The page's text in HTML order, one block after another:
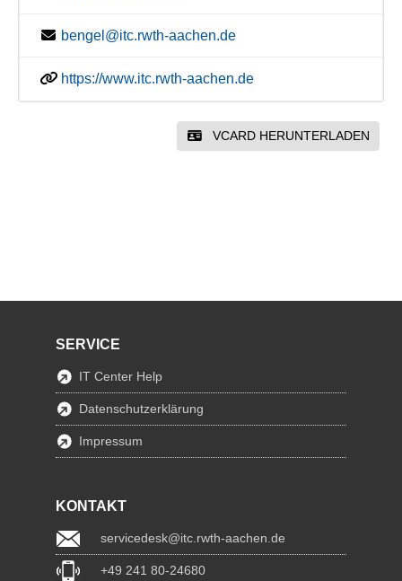
bengel@itc.rwth-aachen.de
https://www.itc.rwth-aachen.de
VCARD HERUNTERLADEN
SERVICE
IT Center Help
Datenschutzerklärung
Impressum
KONTAKT
servicedesk@itc.rwth-aachen.de
+49 241 80-24680